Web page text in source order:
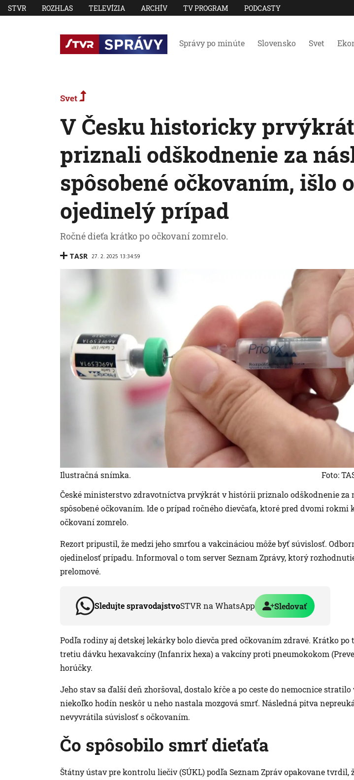
STVR ROZHLAS TELEVÍZIA ARCHÍV TV PROGRAM PODCASTY
Správy po minúte Slovensko Svet
Svet
V Česku historicky prvýkrát
priznali odškodnenie za
spôsobené očkovaním, išlo o
ojedinelý prípad
Ročné dieťa krátko po očkovaní zomrelo.
TASR 27. 2. 2025 13:34:59
Ilustračná snímka.
Foto:
České ministerstvo zdravotníctva prvýkrát v histórii priznalo odškodnenie za
spôsobené očkovaním. Ide o prípad ročného dievčaťa, ktoré pred dvomi rokmi
očkovaní zomrelo.
Rezort pripustil, že medzi jeho smrťou a vakcináciou môže byť súvislosť.
ojedinelosť prípadu. Informoval o tom server Seznam Zprávy, ktorý
prelomové.
Sledujte spravodajstvoSTVR na WhatsApp Sledovať
Podľa rodiny aj detskej lekárky bolo dievča pred očkovaním zdravé. Krátko po
tretiu dávku hexavakcíny (Infanrix hexa) a vakcíny proti pneumokokom
horúčky.
Jeho stav sa ďalší deň zhoršoval, dostalo kŕče a po ceste do nemocnice stratilo
niekoľko hodín neskôr u neho nastala mozgová smrť. Následná pitva
nevyvrátila súvislosť s očkovaním.
Čo spôsobilo smrť dieťaťa
Štátny ústav pre kontrolu liečiv (SÚKL) podľa Seznam Zpráv opakovane tvrdil,